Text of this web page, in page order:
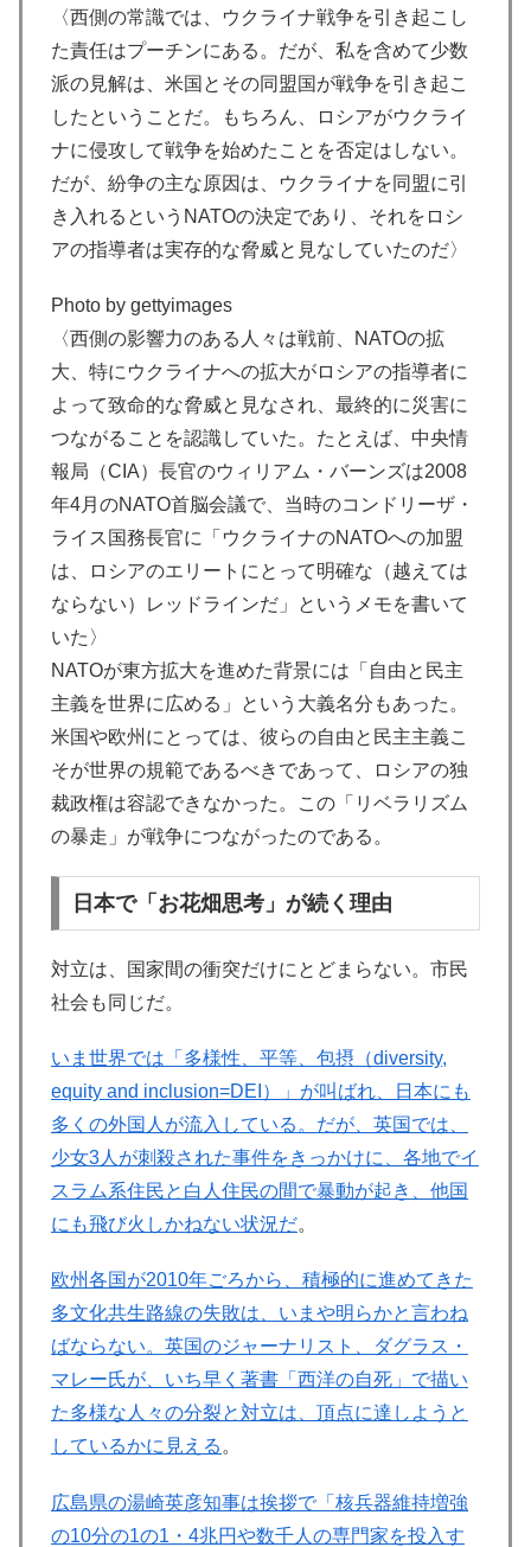
〈西側の常識では、ウクライナ戦争を引き起こし
た責任はプーチンにある。だが、私を含めて少数
派の見解は、米国とその同盟国が戦争を引き起こ
したということだ。もちろん、ロシアがウクライ
ナに侵攻して戦争を始めたことを否定はしない。
だが、紛争の主な原因は、ウクライナを同盟に引
き入れるというNATOの決定であり、それをロシ
アの指導者は実存的な脅威と見なしていたのだ〉
Photo by gettyimages
〈西側の影響力のある人々は戦前、NATOの拡
大、特にウクライナへの拡大がロシアの指導者に
よって致命的な脅威と見なされ、最終的に災害に
つながることを認識していた。たとえば、中央情
報局（CIA）長官のウィリアム・バーンズは2008
年4月のNATO首脳会議で、当時のコンドリーザ・
ライス国務長官に「ウクライナのNATOへの加盟
は、ロシアのエリートにとって明確な（越えては
ならない）レッドラインだ」というメモを書いて
いた〉
NATOが東方拡大を進めた背景には「自由と民主
主義を世界に広める」という大義名分もあった。
米国や欧州にとっては、彼らの自由と民主主義こ
そが世界の規範であるべきであって、ロシアの独
裁政権は容認できなかった。この「リベラリズム
の暴走」が戦争につながったのである。
日本で「お花畑思考」が続く理由
対立は、国家間の衝突だけにとどまらない。市民
社会も同じだ。
いま世界では「多様性、平等、包摂（diversity,
equity and inclusion=DEI）」が叫ばれ、日本にも
多くの外国人が流入している。だが、英国では、
少女3人が刺殺された事件をきっかけに、各地でイ
スラム系住民と白人住民の間で暴動が起き、他国
にも飛び火しかねない状況だ。
欧州各国が2010年ごろから、積極的に進めてきた
多文化共生路線の失敗は、いまや明らかと言わね
ばならない。英国のジャーナリスト、ダグラス・
マレー氏が、いち早く著書「西洋の自死」で描い
た多様な人々の分裂と対立は、頂点に達しようと
しているかに見える。
広島県の湯崎英彦知事は挨拶で「核兵器維持増強
の10分の1の1・4兆円や数千人の専門家を投入す